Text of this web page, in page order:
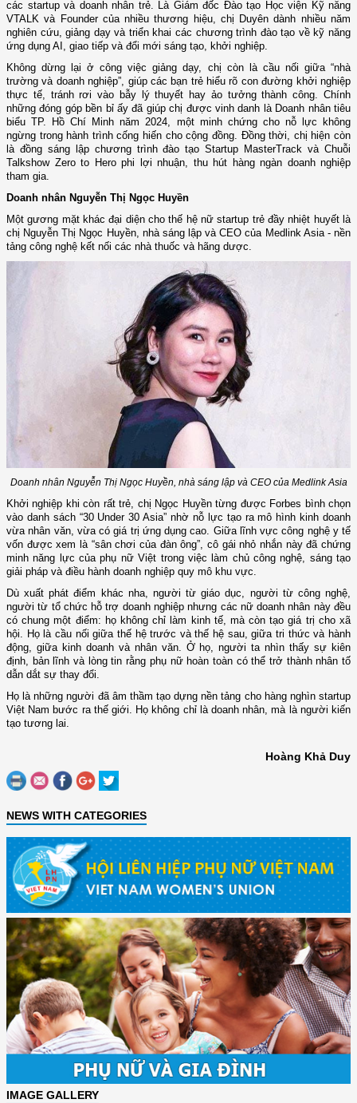
các startup và doanh nhân trẻ. Là Giám đốc Đào tạo Học viện Kỹ năng
VTALK và Founder của nhiều thương hiệu, chị Duyên dành nhiều năm
nghiên cứu, giảng dạy và triển khai các chương trình đào tạo về kỹ năng
ứng dụng AI, giao tiếp và đổi mới sáng tạo, khởi nghiệp.
Không dừng lại ở công việc giảng dạy, chị còn là cầu nối giữa “nhà
trường và doanh nghiệp”, giúp các bạn trẻ hiểu rõ con đường khởi nghiệp
thực tế, tránh rơi vào bẫy lý thuyết hay ảo tưởng thành công. Chính
những đóng góp bền bỉ ấy đã giúp chị được vinh danh là Doanh nhân tiêu
biểu TP. Hồ Chí Minh năm 2024, một minh chứng cho nỗ lực không
ngừng trong hành trình cống hiến cho cộng đồng. Đồng thời, chị hiện còn
là đồng sáng lập chương trình đào tạo Startup MasterTrack và Chuỗi
Talkshow Zero to Hero phi lợi nhuận, thu hút hàng ngàn doanh nghiệp
tham gia.
Doanh nhân Nguyễn Thị Ngọc Huyền
Một gương mặt khác đại diện cho thế hệ nữ startup trẻ đầy nhiệt huyết là
chị Nguyễn Thị Ngọc Huyền, nhà sáng lập và CEO của Medlink Asia - nền
tảng công nghệ kết nối các nhà thuốc và hãng dược.
Doanh nhân Nguyễn Thị Ngọc Huyền, nhà sáng lập và CEO của Medlink Asia
Khởi nghiệp khi còn rất trẻ, chị Ngọc Huyền từng được Forbes bình chọn
vào danh sách “30 Under 30 Asia” nhờ nỗ lực tạo ra mô hình kinh doanh
vừa nhân văn, vừa có giá trị ứng dụng cao. Giữa lĩnh vực công nghệ y tế
vốn được xem là “sân chơi của đàn ông”, cô gái nhỏ nhắn này đã chứng
minh năng lực của phụ nữ Việt trong việc làm chủ công nghệ, sáng tạo
giải pháp và điều hành doanh nghiệp quy mô khu vực.
Dù xuất phát điểm khác nha, người từ giáo dục, người từ công nghệ,
người từ tổ chức hỗ trợ doanh nghiệp nhưng các nữ doanh nhân này đều
có chung một điểm: họ không chỉ làm kinh tế, mà còn tạo giá trị cho xã
hội. Họ là cầu nối giữa thế hệ trước và thế hệ sau, giữa tri thức và hành
động, giữa kinh doanh và nhân văn. Ở họ, người ta nhìn thấy sự kiên
định, bản lĩnh và lòng tin rằng phụ nữ hoàn toàn có thể trở thành nhân tố
dẫn dắt sự thay đổi.
Họ là những người đã âm thầm tạo dựng nền tảng cho hàng nghìn startup
Việt Nam bước ra thế giới. Họ không chỉ là doanh nhân, mà là người kiến
tạo tương lai.
Hoàng Khả Duy
NEWS WITH CATEGORIES
IMAGE GALLERY